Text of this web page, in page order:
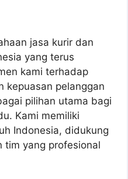
jasa kurir dan
yang terus
kami terhadap
kepuasan pelanggan
pilihan utama bagi
Kami memiliki
Indonesia, didukung
tim yang profesional